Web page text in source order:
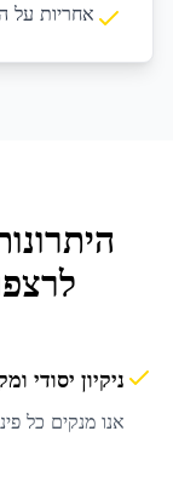
אחריות על
ניקיון יסודי
אנו מנקים כל